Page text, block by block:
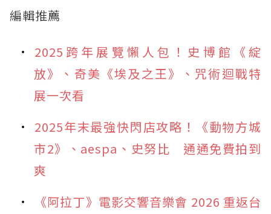
編輯推薦
2025跨年展覽懶人包！史博館《綻
放》、奇美《埃及之王》、咒術迴戰特
展一次看
2025年末最強快閃店攻略！《動物方城
市2》、aespa、史努比 通通免費拍到
爽
《阿拉丁》電影交響音樂會 2026 重返台